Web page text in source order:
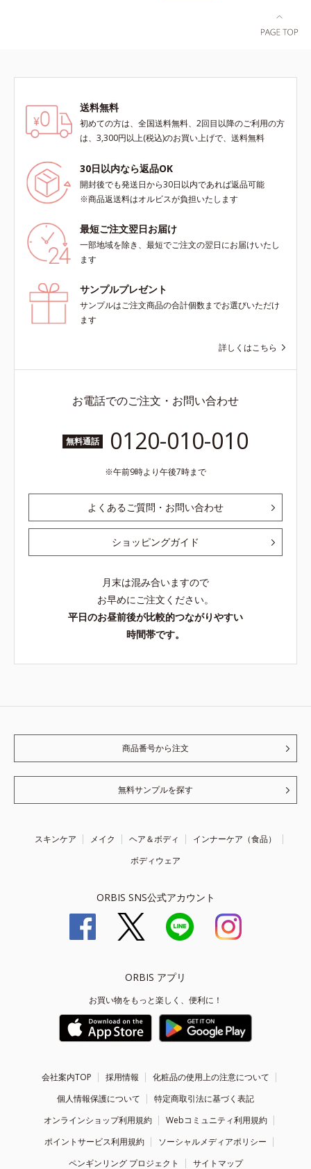
送料無料
初めての方は、全国送料無料、2回目以降のご利用の方
は、3,300円以上(税込)のお買い上げで、送料無料
30日以内なら返品OK
開封後でも発送日から30日以内であれば返品可能
※商品返送料はオルビスが負担いたします
最短ご注文翌日お届け
一部地域を除き、最短でご注文の翌日にお届けいたし
ます
サンプルプレゼント
サンプルはご注文商品の合計個数までお選びいただけ
ます
詳しくはこちら
お電話でのご注文・お問い合わせ
無料通話 0120-010-010
午前9時より午後7時まで
よくあるご質問・お問い合わせ
ショッピングガイド
月末は混み合いますので
お早めにご注文ください。
平日のお昼前後が比較的つながりやすい
時間帯です。
商品番号から注文
無料サンプルを探す
スキンケア メイク ヘア＆ボディ
インナーケア（食品）
ボディウェア
ORBIS SNS公式アカウント
ORBIS アプリ
お買い物をもっと楽しく、便利に！
会社案内TOP 採用情報
化粧品の使用上の注意について
個人情報保護について
特定商取引法に基づく表記
オンラインショップ利用規約
Webコミュニティ利用規約
ポイントサービス利用規約
ソーシャルメディアポリシー
ペンギンリング プロジェクト
サイトマップ